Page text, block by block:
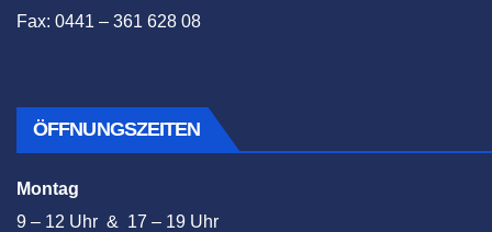
Fax: 0441 – 361 628 08
ÖFFNUNGSZEITEN
Montag
9 – 12 Uhr & 17 – 19 Uhr